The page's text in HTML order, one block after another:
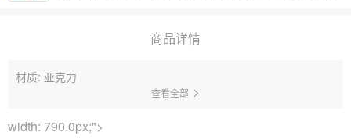
商品详情
材质: 亚克力
查看全部
width: 790.0px;">